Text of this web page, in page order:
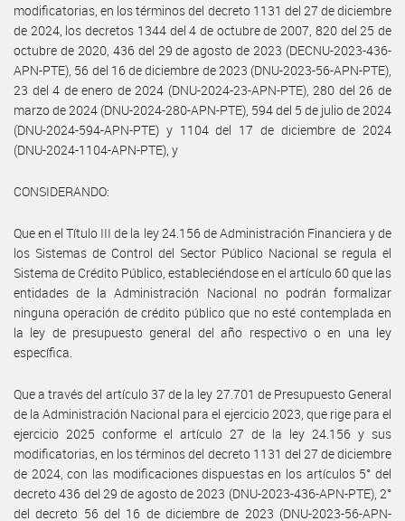
modificatorias, en los términos del decreto 1131 del 27 de diciembre
de 2024, los decretos 1344 del 4 de octubre de 2007, 820 del 25 de
octubre de 2020, 436 del 29 de agosto de 2023 (DECNU-2023-436-
APN-PTE), 56 del 16 de diciembre de 2023 (DNU-2023-56-APN-PTE),
23 del 4 de enero de 2024 (DNU-2024-23-APN-PTE), 280 del 26 de
marzo de 2024 (DNU-2024-280-APN-PTE), 594 del 5 de julio de 2024
(DNU-2024-594-APN-PTE) y 1104 del 17 de diciembre de 2024
(DNU-2024-1104-APN-PTE), y
CONSIDERANDO:
Que en el Título III de la ley 24.156 de Administración Financiera y de
los Sistemas de Control del Sector Público Nacional se regula el
Sistema de Crédito Público, estableciéndose en el artículo 60 que las
entidades de la Administración Nacional no podrán formalizar
ninguna operación de crédito público que no esté contemplada en
la ley de presupuesto general del año respectivo o en una ley
específica.
Que a través del artículo 37 de la ley 27.701 de Presupuesto General
de la Administración Nacional para el ejercicio 2023, que rige para el
ejercicio 2025 conforme el artículo 27 de la ley 24.156 y sus
modificatorias, en los términos del decreto 1131 del 27 de diciembre
de 2024, con las modificaciones dispuestas en los artículos 5° del
decreto 436 del 29 de agosto de 2023 (DNU-2023-436-APN-PTE), 2°
del decreto 56 del 16 de diciembre de 2023 (DNU-2023-56-APN-